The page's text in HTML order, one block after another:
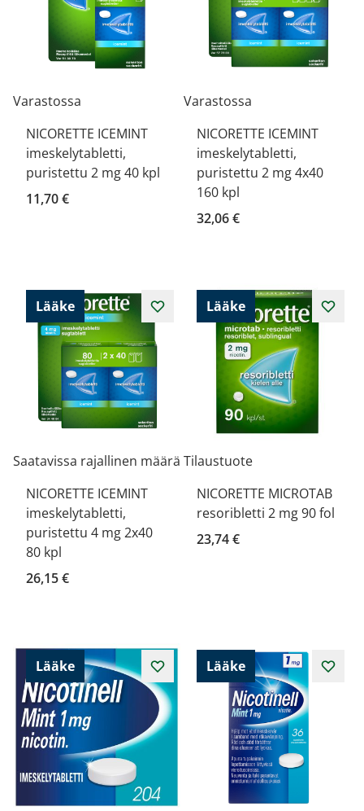
Varastossa
NICORETTE ICEMINT
imeskelytabletti,
puristettu 2 mg 40 kpl
11,70 €
Varastossa
NICORETTE ICEMINT
imeskelytabletti,
puristettu 2 mg 4x40
160 kpl
32,06 €
Lääke
Saatavissa rajallinen määrä
NICORETTE ICEMINT
imeskelytabletti,
puristettu 4 mg 2x40
80 kpl
26,15 €
Lääke
Tilaustuote
NICORETTE MICROTAB
resoribletti 2 mg 90 fol
23,74 €
Lääke Lääke